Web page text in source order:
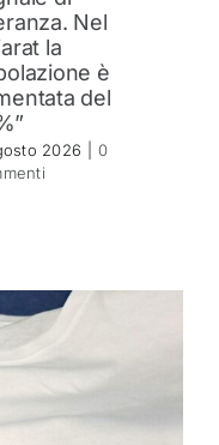
Nel
la
è
del
2026
0